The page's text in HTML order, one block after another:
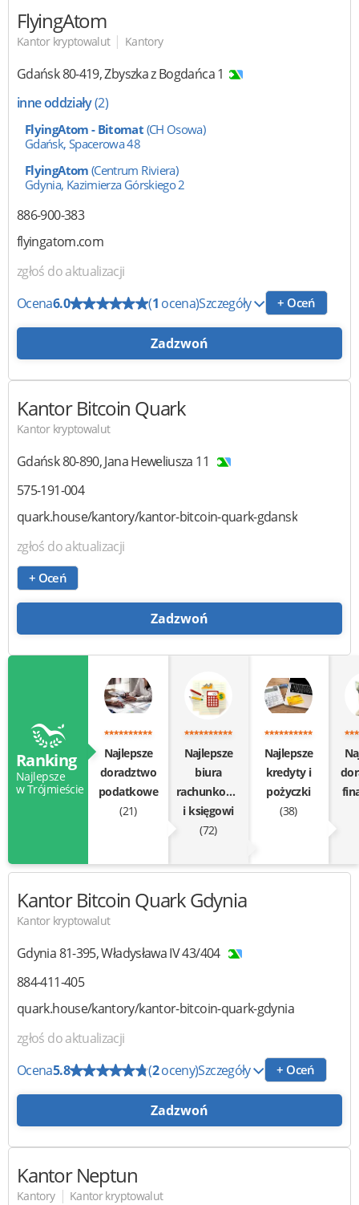
FlyingAtom
Kantor kryptowalut | Kantory
Gdańsk80-419,Zbyszka z Bogdańca 1
inne oddziały(2)
FlyingAtom - Bitomat (CH Osowa)
Gdańsk, Spacerowa 48
FlyingAtom (Centrum Riviera)
Gdynia, Kazimierza Górskiego 2
886-900-383
flyingatom.com
zgłoś do aktualizacji
Ocena6.0 (1 ocena)Szczegóły + Oceń
Zadzwoń
Kantor Bitcoin Quark
Kantor kryptowalut
Gdańsk80-890,Jana Heweliusza 11
575-191-004
quark.house/kantory/kantor-bitcoin-quark-gdansk
zgłoś do aktualizacji
+ Oceń
Zadzwoń
Ranking
Najlepsze
w Trójmieście
Najlepsze
doradztwo
podatkowe
(21)
Najlepsze
biura
rachunkowe
i księgowi
(72)
Najlepsze
kredyty i
pożyczki
(38)
Kantor Bitcoin Quark Gdynia
Kantor kryptowalut
Gdynia81-395,Władysława IV 43/404
884-411-405
quark.house/kantory/kantor-bitcoin-quark-gdynia
zgłoś do aktualizacji
Ocena5.8 (2oceny)Szczegóły + Oceń
Zadzwoń
Kantor Neptun
Kantory | Kantor kryptowalut